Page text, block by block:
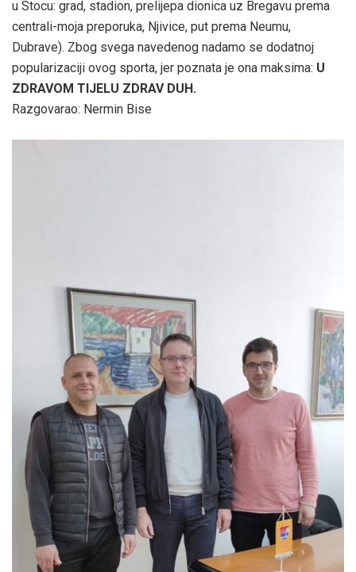
u Stocu: grad, stadion, prelijepa dionica uz Bregavu prema
centrali-moja preporuka, Njivice, put prema Neumu,
Dubrave). Zbog svega navedenog nadamo se dodatnoj
popularizaciji ovog sporta, jer poznata je ona maksima: U
ZDRAVOM TIJELU ZDRAV DUH.
Razgovarao: Nermin Bise